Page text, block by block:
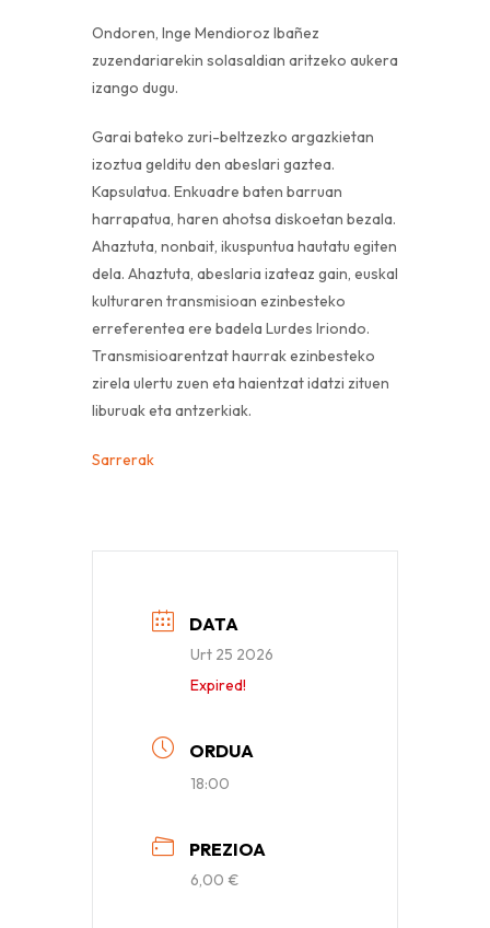
Ondoren, Inge Mendioroz Ibañez
zuzendariarekin solasaldian aritzeko aukera
izango dugu.
Garai bateko zuri-beltzezko argazkietan
izoztua gelditu den abeslari gaztea.
Kapsulatua. Enkuadre baten barruan
harrapatua, haren ahotsa diskoetan bezala.
Ahaztuta, nonbait, ikuspuntua hautatu egiten
dela. Ahaztuta, abeslaria izateaz gain, euskal
kulturaren transmisioan ezinbesteko
erreferentea ere badela Lurdes Iriondo.
Transmisioarentzat haurrak ezinbesteko
zirela ulertu zuen eta haientzat idatzi zituen
liburuak eta antzerkiak.
Sarrerak
DATA
Urt 25 2026
Expired!
ORDUA
18:00
PREZIOA
6,00 €